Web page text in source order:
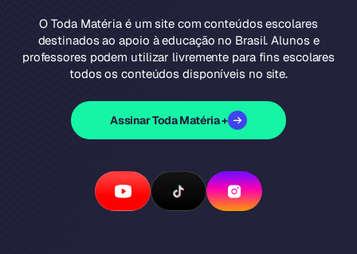
O Toda Matéria é um site com conteúdos escolares
destinados ao apoio à educação no Brasil. Alunos e
professores podem utilizar livremente para fins escolares
todos os conteúdos disponíveis no site.
Assinar Toda Matéria +